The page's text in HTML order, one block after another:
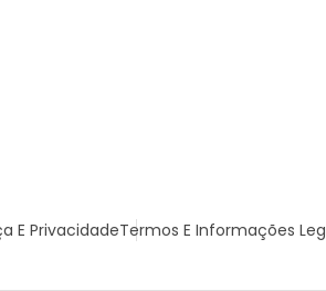
E PrivacidadeTermos E Informações